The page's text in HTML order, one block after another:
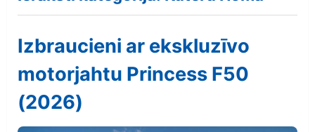
Izbraucieni ar ekskluzīvo
motorjahtu Princess F50
(2026)